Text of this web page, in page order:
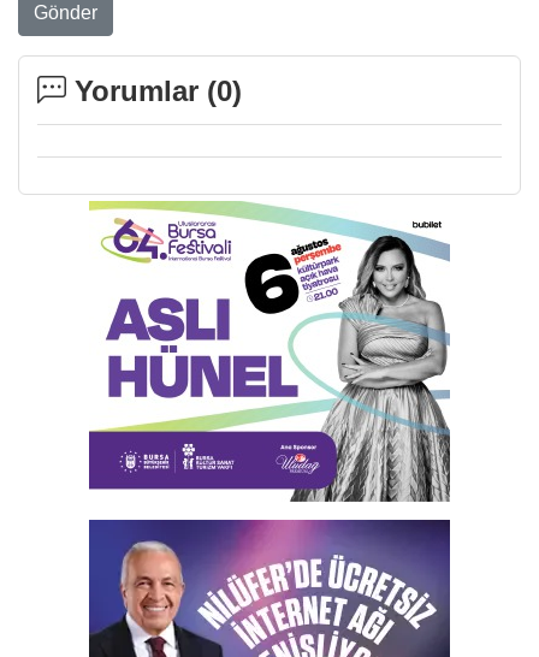
Gönder
Yorumlar (0)